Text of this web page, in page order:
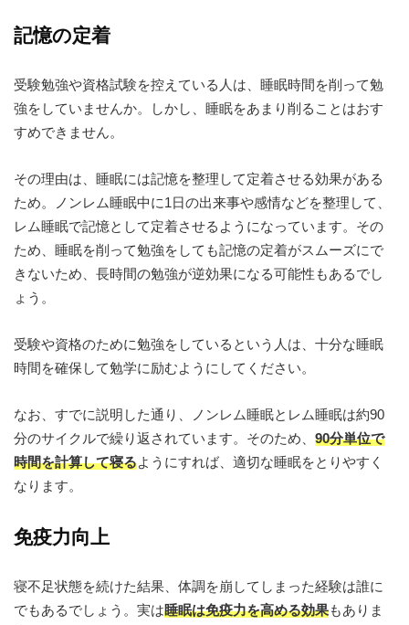
記憶の定着
受験勉強や資格試験を控えている人は、睡眠時間を削って勉
強をしていませんか。しかし、睡眠をあまり削ることはおす
すめできません。
その理由は、睡眠には記憶を整理して定着させる効果がある
ため。ノンレム睡眠中に1日の出来事や感情などを整理して、
レム睡眠で記憶として定着させるようになっています。その
ため、睡眠を削って勉強をしても記憶の定着がスムーズにで
きないため、長時間の勉強が逆効果になる可能性もあるでし
ょう。
受験や資格のために勉強をしているという人は、十分な睡眠
時間を確保して勉学に励むようにしてください。
なお、すでに説明した通り、ノンレム睡眠とレム睡眠は約90
分のサイクルで繰り返されています。そのため、 90分単位で
時間を計算して寝るようにすれば、適切な睡眠をとりやすく
なります。
免疫力向上
寝不足状態を続けた結果、体調を崩してしまった経験は誰に
でもあるでしょう。実は睡眠は免疫力を高める効果もありま